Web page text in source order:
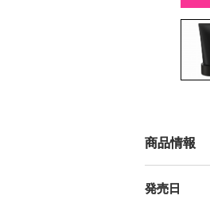
商品情報
発売日